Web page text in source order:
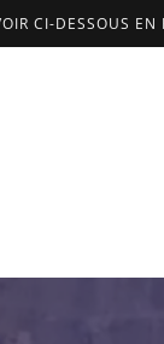
CI-DESSOUS EN